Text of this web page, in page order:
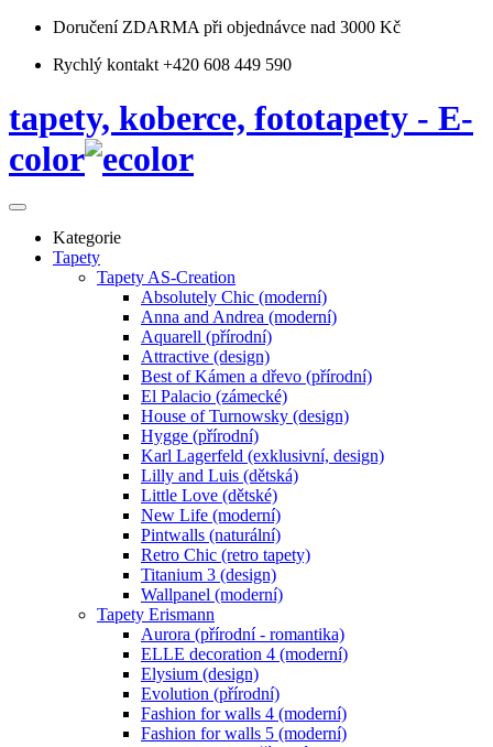
Doručení ZDARMA při objednávce nad 3000 Kč
Rychlý kontakt +420 608 449 590
tapety, koberce, fototapety - E-
color
Kategorie
Tapety
Tapety AS-Creation
Absolutely Chic (moderní)
Anna and Andrea (moderní)
Aquarell (přírodní)
Attractive (design)
Best of Kámen a dřevo (přírodní)
El Palacio (zámecké)
House of Turnowsky (design)
Hygge (přírodní)
Karl Lagerfeld (exklusivní, design)
Lilly and Luis (dětská)
Little Love (dětské)
New Life (moderní)
Pintwalls (naturální)
Retro Chic (retro tapety)
Titanium 3 (design)
Wallpanel (moderní)
Tapety Erismann
Aurora (přírodní - romantika)
ELLE decoration 4 (moderní)
Elysium (design)
Evolution (přírodní)
Fashion for walls 4 (moderní)
Fashion for walls 5 (moderní)